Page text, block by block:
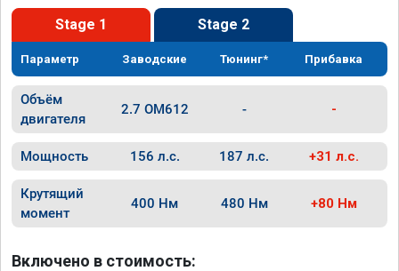
Stage 1 Stage 2
Параметр Заводские Тюнинг* Прибавка
Объём
двигателя
2.7 OM612 - -
Мощность 156 л.с. 187 л.с. +31 л.с.
Крутящий
момент
400 Нм 480 Нм +80 Нм
Включено в стоимость: